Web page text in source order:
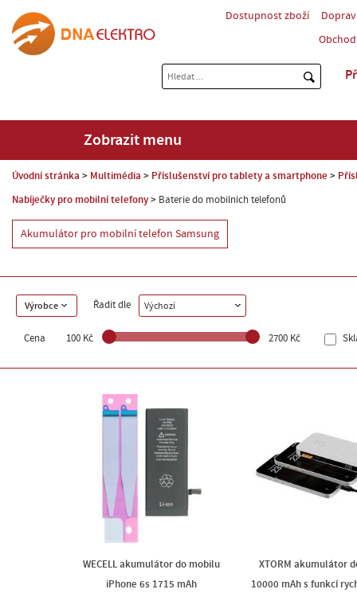
Dostupnost zboží
Zobrazit menu
Úvodní stránka Multimédia Příslušenství pro tablety a smartphone
Nabíječky pro mobilní telefony Baterie do mobilních telefonů
Akumulátor pro mobilní telefon Samsung
Výrobce Řadit dle Výchozí
Cena 100 Kč 2700 Kč
WECELL akumulátor do mobilu
iPhone 6s 1715 mAh
XTORM akumulátor
10000 mAh s funkcí